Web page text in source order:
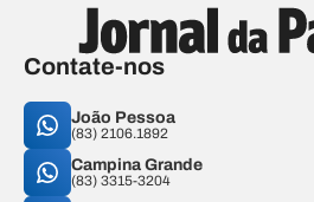
Contate-nos
João Pessoa
(83) 2106.1892
Campina Grande
(83) 3315-3204